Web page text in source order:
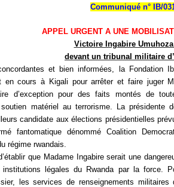
Communiqué n° IB/
APPEL URGENT A UNE
Victoire Ingabire
devant un tribunal militaire
et bien informées, la Fondation
en cours à Kigali pour arrêter et faire juger
d’exception pour des faits montés de
matériel au terrorisme.
La présidente
candidate aux élections présidentielles
fantomatique dénommé Coalition
régime rwandais.
que Madame Ingabire serait une
institutions légales du Rwanda par la force.
les services de renseignements